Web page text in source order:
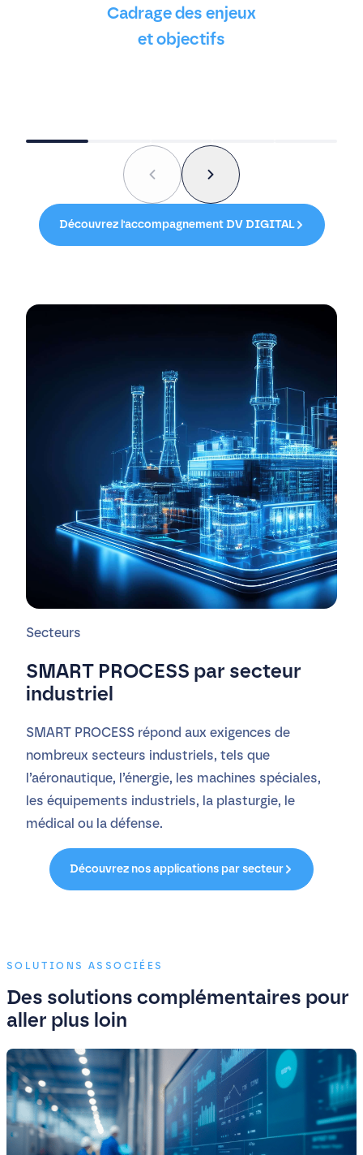
Cadrage des enjeux
et objectifs
Découvrez l'accompagnement DV DIGITAL
Secteurs
SMART PROCESS par secteur
industriel
SMART PROCESS répond aux exigences de
nombreux secteurs industriels, tels que
l’aéronautique, l’énergie, les machines spéciales,
les équipements industriels, la plasturgie, le
médical ou la défense.
Découvrez nos applications par secteur
SOLUTIONS ASSOCIÉES
Des solutions complémentaires pour
aller plus loin